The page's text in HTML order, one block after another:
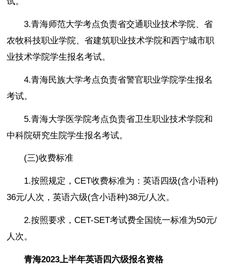
3.青海师范大学考点负责省交通职业技术学院、省
农牧科技职业学院、省建筑职业技术学院和西宁城市职
业技术学院学生报名考试。
4.青海民族大学考点负责省警官职业学院学生报名
考试。
5.青海大学医学院考点负责省卫生职业技术学院和
中科院研究生院学生报名考试。
(三)收费标准
1.按照规定，CET收费标准为：英语四级(含小语种)
36元/人次，英语六级(含小语种)38元/人次。
2.按照要求，CET-SET考试费全国统一标准为50元/
人次。
青海2023上半年英语四六级报名资格